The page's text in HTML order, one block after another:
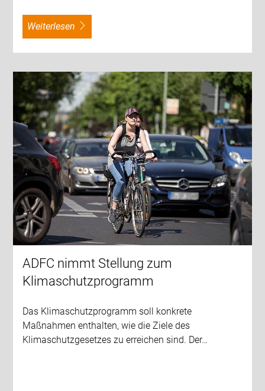
weiterlesen
ADFC nimmt Stellung zum
Klimaschutzprogramm
Das Klimaschutzprogramm soll konkrete
Maßnahmen enthalten, wie die Ziele des
Klimaschutzgesetzes zu erreichen sind. Der…